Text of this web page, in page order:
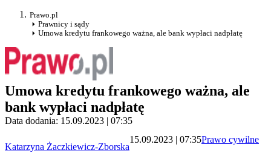
Prawo.pl
Prawnicy i sądy
Umowa kredytu frankowego ważna, ale bank wypłaci nadpłatę
Umowa kredytu frankowego ważna, ale
bank wypłaci nadpłatę
Data dodania: 15.09.2023 | 07:35
Katarzyna Żaczkiewicz-Zborska
15.09.2023 | 07:35Prawo cywilne